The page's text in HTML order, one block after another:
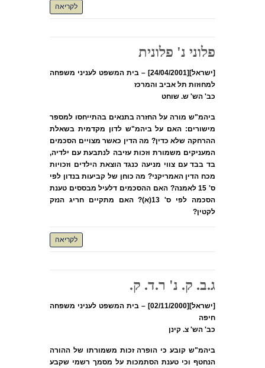
לקריאה
פלוני נ' פלונית
[ישראל][24/04/2001] – בית המשפט לעניני משפחה
למחוזות תל אביב והמרכז
כב' הש' ש. שוחט
ביהמ"ש מורה על החזרה בתנאים בהתייחסו למספר
מישורים: האם על ביהמ"ש לדון מקדמית בשאלת
ההרחקה שלא כדין? מה הדין כאשר מצויים הסכמים
המעניקים משמורת וזכות עזיבה לנתבעת עם ילדיה,
בד בבד עם צווי מניעה כנגד הוצאת הילדים וזכויות
מכח הדין האמריקני? מה כוחן של קביעות בנדון לפי
ס' 15 לאמנה? האם ההסכמים דלעיל מבססים טענת
הסכמה לפי ס' 13(א)? האם מתקיים חריג הנזק
לקטין?
לקריאה
ג.ב. ק. נ' ר.ד. ק.
[ישראל][02/11/2000] – בית המשפט לעניני משפחה
חיפה
כב' הש' צ. קינן
ביהמ"ש קובע כי הופרה זכות משמורתו של ההורה
הנחטף וכי טענת הסתמכות על מסמך רשמי שקבע